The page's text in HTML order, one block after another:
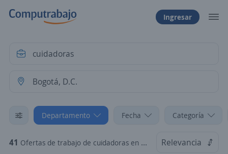
Ingresar
Departamento Fecha Categoría
41 Ofertas de trabajo de cuidadoras en Bogotá, D.C., Bogotá, D.C. Relevancia